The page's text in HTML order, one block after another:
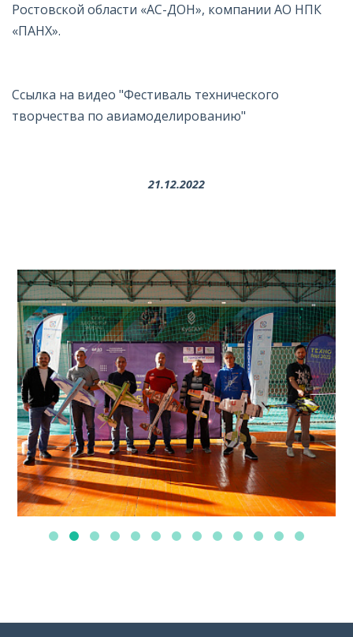
Ростовской области «АС-ДОН», компании АО НПК
«ПАНХ».
Ссылка на видео "Фестиваль технического
творчества по авиамоделированию"
21.12.2022